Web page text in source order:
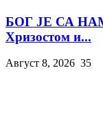
БОГ ЈЕ СА
Хризостом и...
Август 8, 2026 35